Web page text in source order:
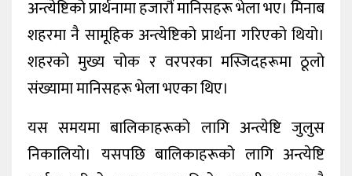
अन्त्येष्टिको प्रार्थनामा हजारौं मानिसहरू भेला भए। मिनाब
शहरमा नै सामूहिक अन्त्येष्टिको प्रार्थना गरिएको थियो।
शहरको मुख्य चोक र वरपरका मस्जिदहरूमा ठूलो
संख्यामा मानिसहरू भेला भएका थिए।
यस समयमा बालिकाहरूको लागि अन्त्येष्टि जुलुस
निकालियो। यसपछि बालिकाहरूको लागि अन्त्येष्टि